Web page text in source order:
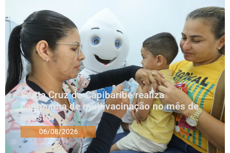
Santa Cruz do Capibaribe realiza
campanha de multivacinação no mês de
agosto
06/08/2026